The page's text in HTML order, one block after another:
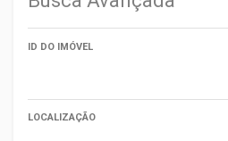
ID DO IMÓVEL
LOCALIZAÇÃO